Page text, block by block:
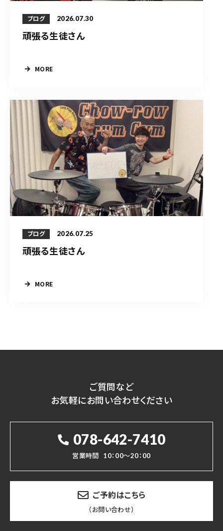
ブログ 2026.07.30
頑張る生徒さん
MORE
ブログ 2026.07.25
頑張る生徒さん
MORE
ご質問など
お気軽にお問い合わせください
078-642-7410
営業時間 10：00～20：00
ご予約はこちら
（お問い合わせ）